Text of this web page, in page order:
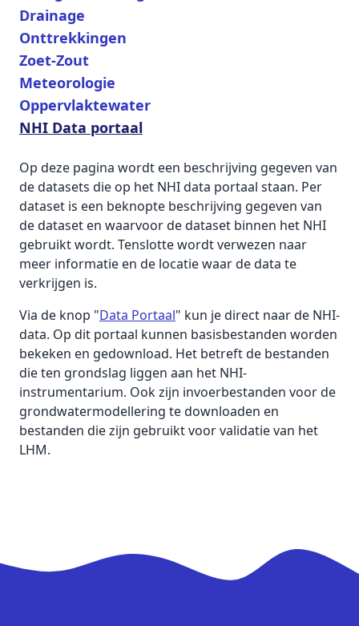
Drainage
Onttrekkingen
Zoet-Zout
Meteorologie
Oppervlaktewater
NHI Data portaal
Op deze pagina wordt een beschrijving gegeven van
de datasets die op het NHI data portaal staan. Per
dataset is een beknopte beschrijving gegeven van
de dataset en waarvoor de dataset binnen het NHI
gebruikt wordt. Tenslotte wordt verwezen naar
meer informatie en de locatie waar de data te
verkrijgen is.
Via de knop "Data Portaal" kun je direct naar de NHI-
data. Op dit portaal kunnen basisbestanden worden
bekeken en gedownload. Het betreft de bestanden
die ten grondslag liggen aan het NHI-
instrumentarium. Ook zijn invoerbestanden voor de
grondwatermodellering te downloaden en
bestanden die zijn gebruikt voor validatie van het
LHM.